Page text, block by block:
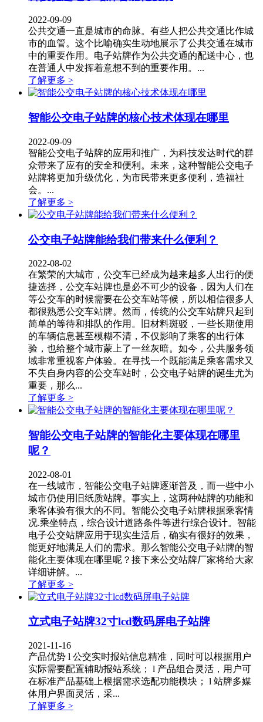
2022-09-09
公共交通一直是城市的命脉。有些人把公共交通比作城
市的血管。这个比喻确实生动地展示了公共交通在城市
中的重要作用。电子站牌作为公共交通的配送中心，也
在普通人中发挥着意想不到的重要作用。...
了解更多 >
智能公交电子站牌的核心技术体现在哪里
2022-09-09
智能公交电子站牌的应用和推广，为科技发达时代的群
众带来了应有的安全和便利。未来，这种智能公交电子
站牌将更加升级优化，为市民带来更多便利，造福社
会。...
了解更多 >
公交电子站牌能给我们带来什么便利？
2022-08-02
在繁荣的大城市，公交车已经成为越来越多人出行的便
捷选择，公交车站牌也是必不可少的设备，因为人们在
等公交车的时候需要在公交车站等候，所以相信很多人
都很熟悉公交车站牌。然而，传统的公交车站牌只起到
简单的等待和排队的作用。旧材料斑驳，一些长期使用
的车辆信息甚至模糊不清，不仅影响了乘客的出行体
验，也给整个城市蒙上了一丝灰暗。如今，公共服务领
域非常重视客户体验。在寻找一个既能满足乘客需求又
不失自身内容的公交车站时，公交电子站牌的诞生尤为
重要，那么...
了解更多 >
智能公交电子站牌的智能化主要体现在哪里
呢？
2022-08-01
在一线城市，智能公交电子站牌​逐渐普及，而一些中小
城市仍使用旧纸质站牌。事实上，这两种站牌的功能和
乘客体验有很大的不同。智能公交电子站牌根据乘客情
况.乘坐特点，综合设计道路条件等进行综合设计。智能
电子公交站牌应用于现实生活后，确实有很好的效果，
能更好地满足人们的需求。那么智能公交电子站牌的智
能化主要体现在哪里呢？接下来公交站牌厂家将给大家
详细讲解。...
了解更多 >
立式电子站牌32寸lcd数码屏电子站牌
2021-11-16
产品优势 l 公交实时报站信息精准，同时可以根据用户
实际需要配置辅助报站系统； l 产品组合灵活，用户可
在标准产品基础上根据需求选配功能模块； l 站牌多媒
体用户界面灵活，采...
了解更多 >